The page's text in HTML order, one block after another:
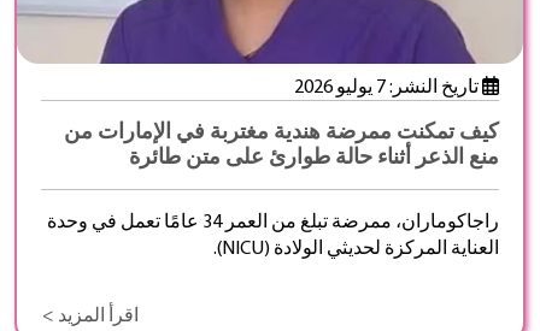
تاريخ النشر: 7 يوليو 2026
كيف تمكنت ممرضة هندية مغتربة في الإمارات من
منع الذعر أثناء حالة طوارئ على متن طائرة
راجاكوماران، ممرضة تبلغ من العمر 34 عامًا تعمل في وحدة
العناية المركزة لحديثي الولادة (NICU).
اقرأ المزيد >